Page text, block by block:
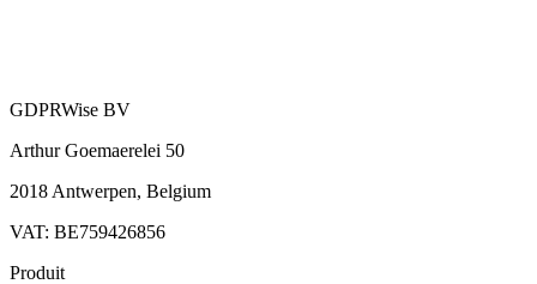
GDPRWise BV
Arthur Goemaerelei 50
2018 Antwerpen, Belgium
VAT: BE759426856
Produit